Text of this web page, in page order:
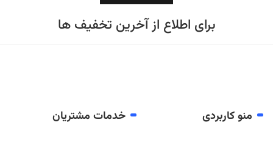
برای اطلاع از آخرین تخفیف ها
منو کاربردی خدمات مشتریان